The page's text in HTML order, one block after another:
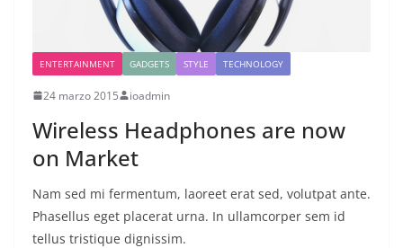
ENTERTAINMENT GADGETS STYLE TECHNOLOGY
24 marzo 2015 ioadmin
Wireless Headphones are now
on Market
Nam sed mi fermentum, laoreet erat sed, volutpat ante.
Phasellus eget placerat urna. In ullamcorper sem id
tellus tristique dignissim.